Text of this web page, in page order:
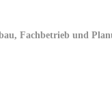
Fachbetrieb und